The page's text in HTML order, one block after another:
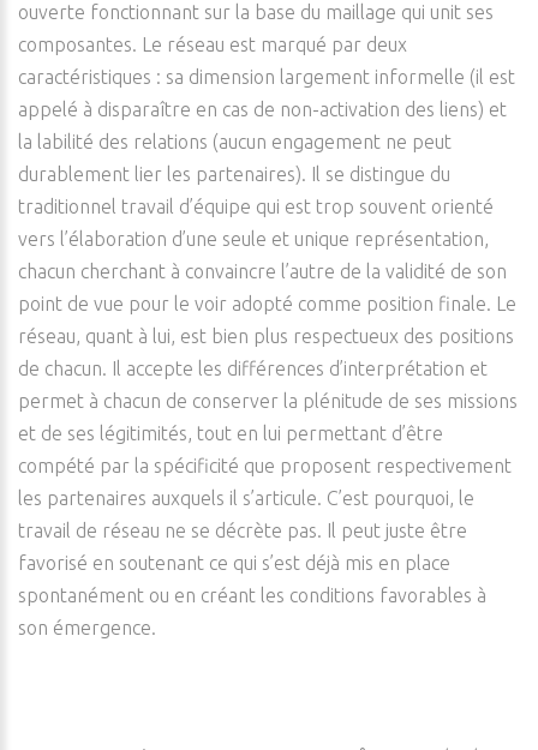
ouverte fonctionnant sur la base du maillage qui unit ses
composantes. Le réseau est marqué par deux
caractéristiques : sa dimension largement informelle (il est
appelé à disparaître en cas de non-activation des liens) et
la labilité des relations (aucun engagement ne peut
durablement lier les partenaires). Il se distingue du
traditionnel travail d’équipe qui est trop souvent orienté
vers l’élaboration d’une seule et unique représentation,
chacun cherchant à convaincre l’autre de la validité de son
point de vue pour le voir adopté comme position finale. Le
réseau, quant à lui, est bien plus respectueux des positions
de chacun. Il accepte les différences d’interprétation et
permet à chacun de conserver la plénitude de ses missions
et de ses légitimités, tout en lui permettant d’être
compété par la spécificité que proposent respectivement
les partenaires auxquels il s’articule. C’est pourquoi, le
travail de réseau ne se décrète pas. Il peut juste être
favorisé en soutenant ce qui s’est déjà mis en place
spontanément ou en créant les conditions favorables à
son émergence.